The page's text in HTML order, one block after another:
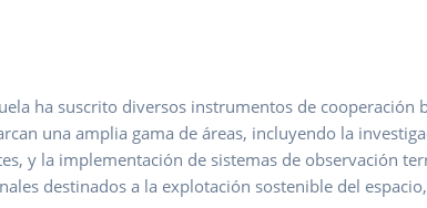
ha suscrito diversos instrumentos de
una amplia gama de áreas, incluyendo la
y la implementación de sistemas de observación
destinados a la explotación sostenible del